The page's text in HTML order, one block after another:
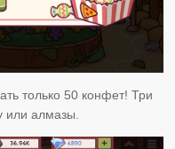
только 50 конфет! Три
или алмазы.